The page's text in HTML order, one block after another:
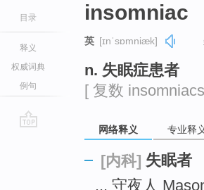
目录
释义
权威词典
例句
insomniac
英 [ɪnˈsɒmniæk]
n. 失眠症患者
[ 复数
网络释义 专业释
[内科] 失眠者
... 守夜人